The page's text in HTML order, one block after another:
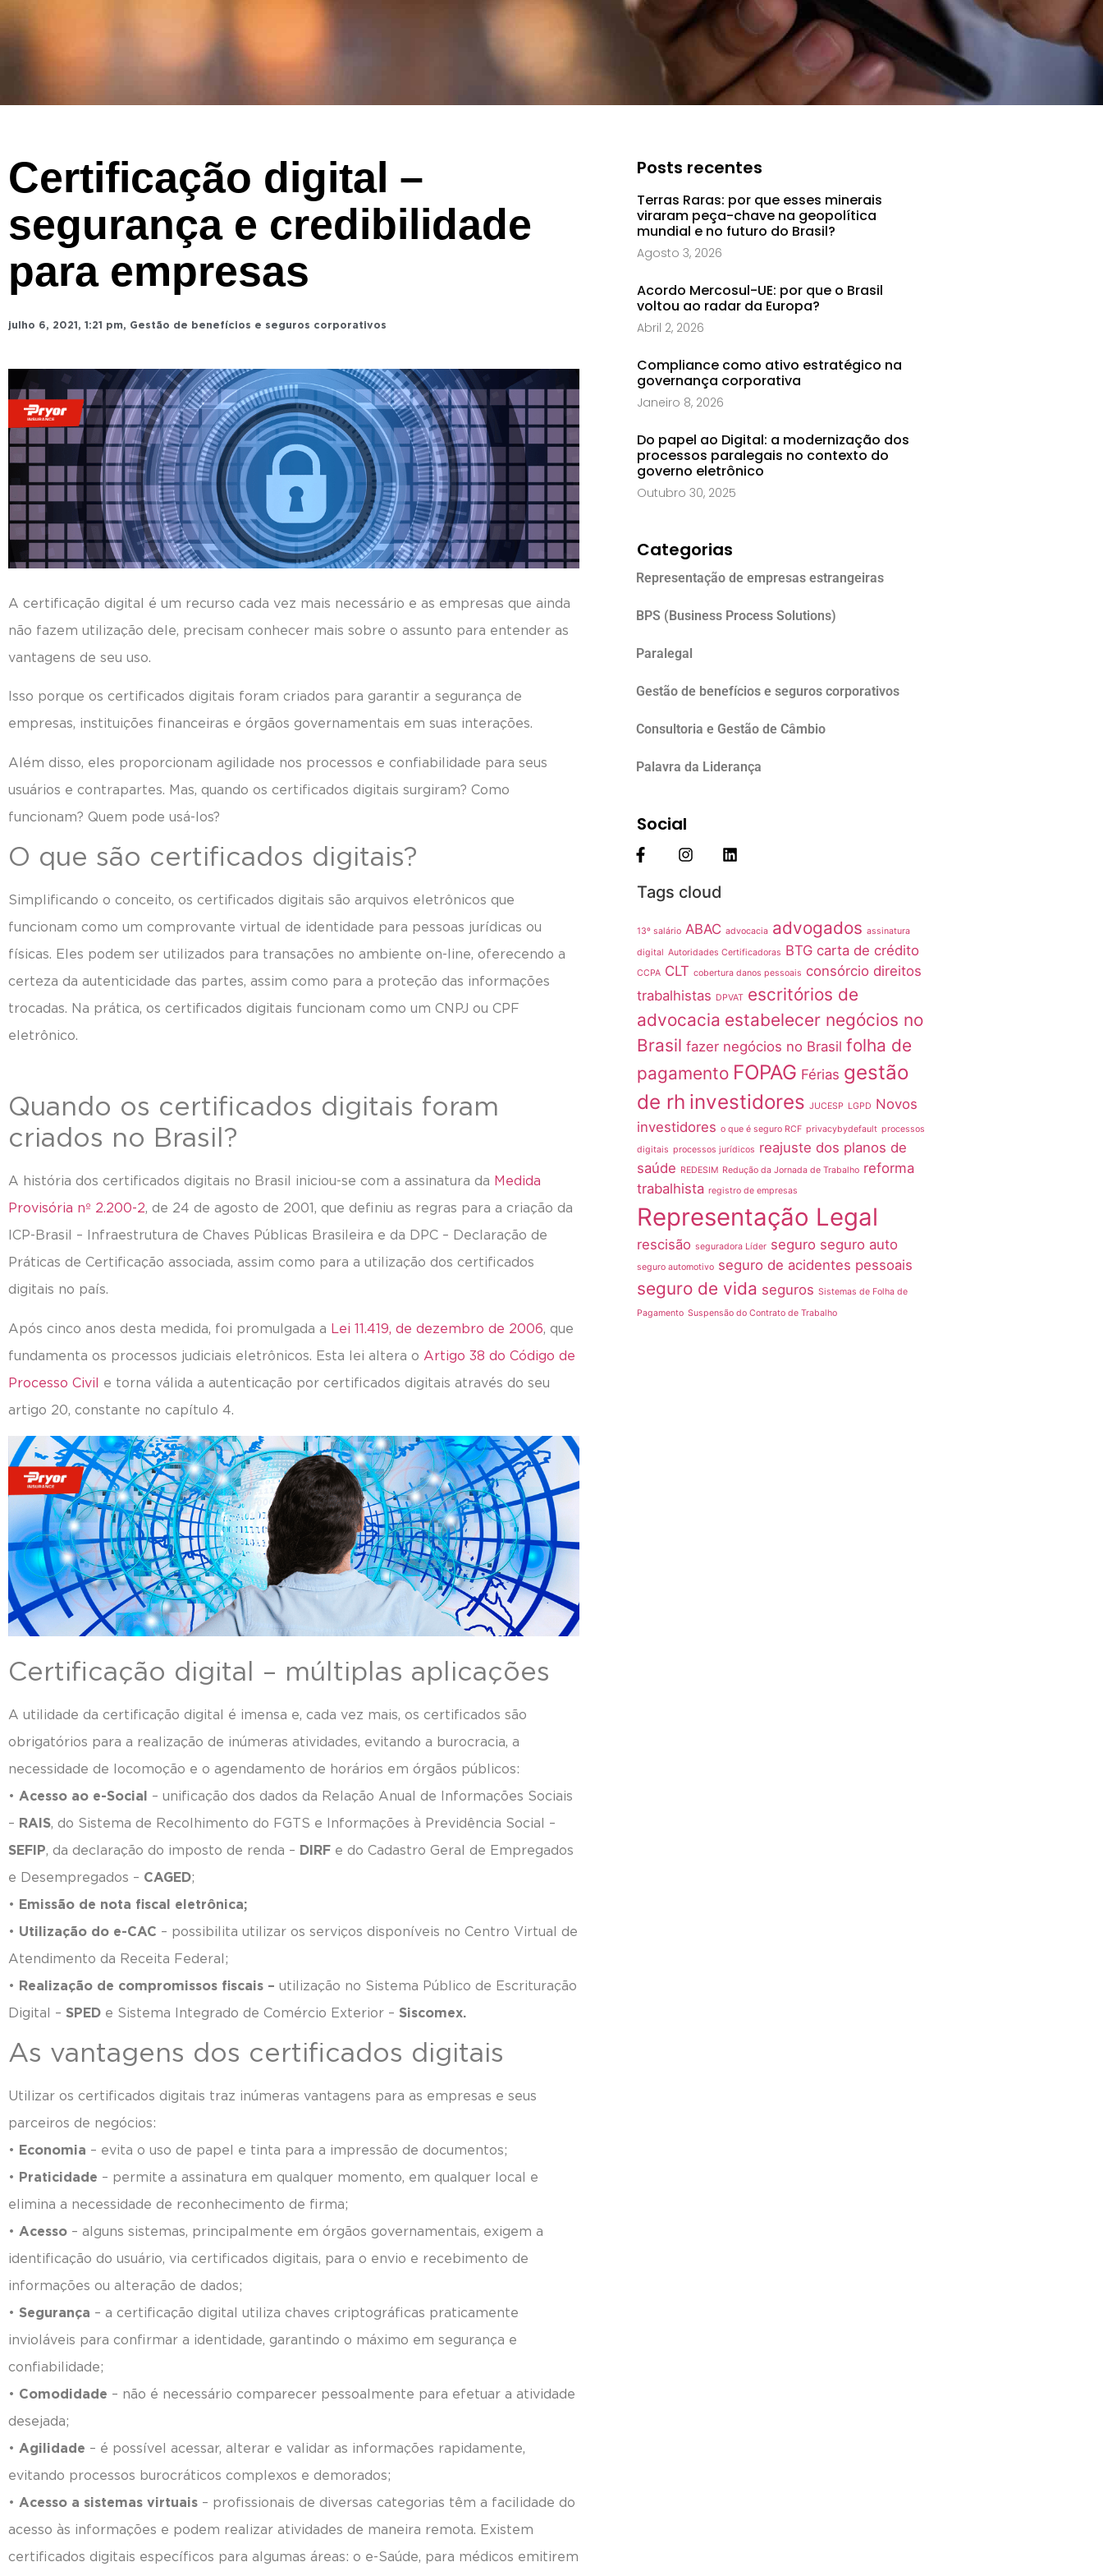
Certificação digital –
segurança e credibilidade
para empresas
julho 6, 2021 , 1:21 pm, Gestão de benefícios e seguros corporativos
A certificação digital é um recurso cada vez mais necessário e as empresas que ainda
não fazem utilização dele, precisam conhecer mais sobre o assunto para entender as
vantagens de seu uso.
Isso porque os certificados digitais foram criados para garantir a segurança de
empresas, instituições financeiras e órgãos governamentais em suas interações.
Além disso, eles proporcionam agilidade nos processos e confiabilidade para seus
usuários e contrapartes. Mas, quando os certificados digitais surgiram? Como
funcionam? Quem pode usá-los?
O que são certificados digitais?
Simplificando o conceito, os certificados digitais são arquivos eletrônicos que
funcionam como um comprovante virtual de identidade para pessoas jurídicas ou
físicas. Eles podem ser utilizados para transações no ambiente on-line, oferecendo a
certeza da autenticidade das partes, assim como para a proteção das informações
trocadas. Na prática, os certificados digitais funcionam como um CNPJ ou CPF
eletrônico.
Quando os certificados digitais foram
criados no Brasil?
A história dos certificados digitais no Brasil iniciou-se com a assinatura da Medida
Provisória nº 2.200-2, de 24 de agosto de 2001, que definiu as regras para a criação da
ICP-Brasil – Infraestrutura de Chaves Públicas Brasileira e da DPC – Declaração de
Práticas de Certificação associada, assim como para a utilização dos certificados
digitais no país.
Após cinco anos desta medida, foi promulgada a Lei 11.419, de dezembro de 2006, que
fundamenta os processos judiciais eletrônicos. Esta lei altera o Artigo 38 do Código de
Processo Civil e torna válida a autenticação por certificados digitais através do seu
artigo 20, constante no capítulo 4.
Certificação digital – múltiplas aplicações
A utilidade da certificação digital é imensa e, cada vez mais, os certificados são
obrigatórios para a realização de inúmeras atividades, evitando a burocracia, a
necessidade de locomoção e o agendamento de horários em órgãos públicos:
• Acesso ao e-Social – unificação dos dados da Relação Anual de Informações Sociais
– RAIS, do Sistema de Recolhimento do FGTS e Informações à Previdência Social –
SEFIP, da declaração do imposto de renda – DIRF e do Cadastro Geral de Empregados
e Desempregados – CAGED;
• Emissão de nota fiscal eletrônica;
• Utilização do e-CAC – possibilita utilizar os serviços disponíveis no Centro Virtual de
Atendimento da Receita Federal;
• Realização de compromissos fiscais – utilização no Sistema Público de Escrituração
Digital – SPED e Sistema Integrado de Comércio Exterior – Siscomex.
As vantagens dos certificados digitais
Utilizar os certificados digitais traz inúmeras vantagens para as empresas e seus
parceiros de negócios:
• Economia – evita o uso de papel e tinta para a impressão de documentos;
• Praticidade – permite a assinatura em qualquer momento, em qualquer local e
elimina a necessidade de reconhecimento de firma;
• Acesso – alguns sistemas, principalmente em órgãos governamentais, exigem a
identificação do usuário, via certificados digitais, para o envio e recebimento de
informações ou alteração de dados;
• Segurança – a certificação digital utiliza chaves criptográficas praticamente
invioláveis para confirmar a identidade, garantindo o máximo em segurança e
confiabilidade;
• Comodidade – não é necessário comparecer pessoalmente para efetuar a atividade
desejada;
• Agilidade – é possível acessar, alterar e validar as informações rapidamente,
evitando processos burocráticos complexos e demorados;
• Acesso a sistemas virtuais – profissionais de diversas categorias têm a facilidade do
acesso às informações e podem realizar atividades de maneira remota. Existem
certificados digitais específicos para algumas áreas: o e-Saúde, para médicos emitirem
Posts recentes
Terras Raras: por que esses minerais
viraram peça-chave na geopolítica
mundial e no futuro do Brasil?
Agosto 3, 2026
Acordo Mercosul-UE: por que o Brasil
voltou ao radar da Europa?
Abril 2, 2026
Compliance como ativo estratégico na
governança corporativa
Janeiro 8, 2026
Do papel ao Digital: a modernização dos
processos paralegais no contexto do
governo eletrônico
Outubro 30, 2025
Categorias
Representação de empresas estrangeiras
BPS (Business Process Solutions)
Paralegal
Gestão de benefícios e seguros corporativos
Consultoria e Gestão de Câmbio
Palavra da Liderança
Social
Tags cloud
13º salário ABAC advocacia advogados assinatura
digital Autoridades Certificadoras BTG carta de crédito
CCPA CLT cobertura danos pessoais consórcio direitos
trabalhistas DPVAT escritórios de
advocacia estabelecer negócios no
Brasil fazer negócios no Brasil folha de
pagamento FOPAG Férias gestão
de rh investidores JUCESP LGPD Novos
investidores o que é seguro RCF privacybydefault processos
digitais processos jurídicos reajuste dos planos de
saúde REDESIM Redução da Jornada de Trabalho reforma
trabalhista registro de empresas
Representação Legal
rescisão seguradora Líder seguro seguro auto
seguro automotivo seguro de acidentes pessoais
seguro de vida seguros Sistemas de Folha de
Pagamento Suspensão do Contrato de Trabalho